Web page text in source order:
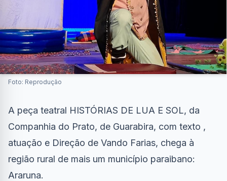
Foto: Reprodução
A peça teatral HISTÓRIAS DE LUA E SOL, da
Companhia do Prato, de Guarabira, com texto ,
atuação e Direção de Vando Farias, chega à
região rural de mais um município paraibano:
Araruna.